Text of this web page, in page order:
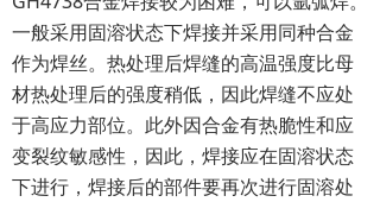
一般采用固溶状态下焊接并采用同种合金
作为焊丝。热处理后焊缝的高温强度比母
材热处理后的强度稍低，因此焊缝不应处
于高应力部位。此外因合金有热脆性和应
变裂纹敏感性，因此，焊接应在固溶状态
下进行，焊接后的部件要再次进行固溶处